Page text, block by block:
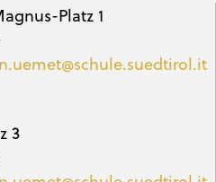
Platz 1
3